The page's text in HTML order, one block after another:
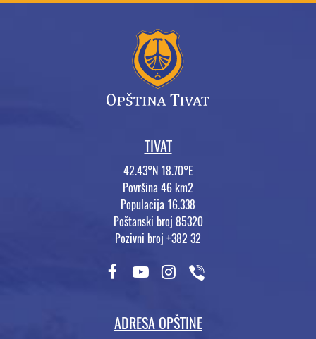
TIVAT
42.43°N 18.70°E
Površina 46 km2
Populacija 16.338
Poštanski broj 85320
Pozivni broj +382 32
ADRESA OPŠTINE